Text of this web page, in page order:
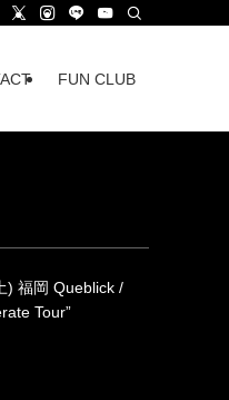
FUN CLUB
) 福岡 Queblick /
Tour”